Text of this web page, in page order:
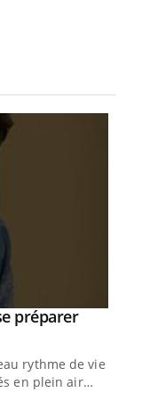
préparer
rythme de vie !
en plein air…